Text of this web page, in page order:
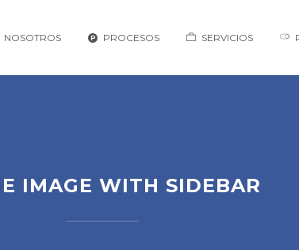
NOSOTROS PROCESOS SERVICIOS
IMAGE WITH SIDEBAR